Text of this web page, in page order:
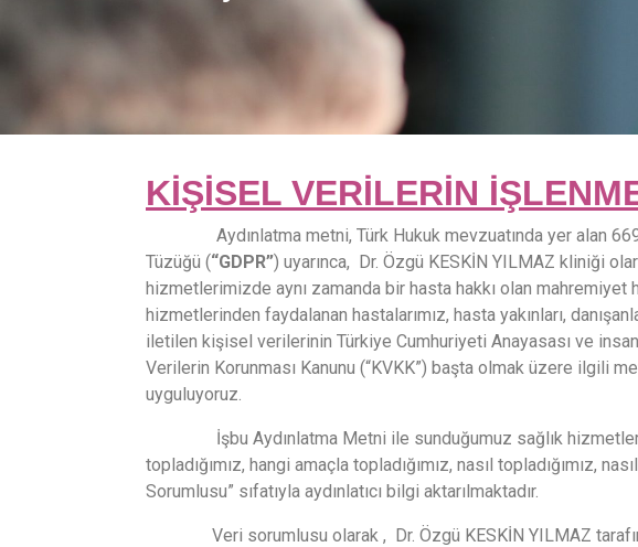
KİŞİSEL VERİLERİN
Aydınlatma metni, Türk Hukuk mevzuatında yer alan 6698
Tüzüğü (“GDPR”) uyarınca, Dr. Özgü KESKİN YILMAZ kliniği
hizmetlerimizde aynı zamanda bir hasta hakkı olan mahremiyet
hizmetlerinden faydalanan hastalarımız, hasta yakınları,
iletilen kişisel verilerinin Türkiye Cumhuriyeti Anayasası ve
Verilerin Korunması Kanunu (“KVKK”) başta olmak üzere ilgili
uyguluyoruz.
İşbu Aydınlatma Metni ile sunduğumuz sağlık hizmetleri
topladığımız, hangi amaçla topladığımız, nasıl topladığımız,
Sorumlusu” sıfatıyla aydınlatıcı bilgi aktarılmaktadır.
Veri sorumlusu olarak , Dr. Özgü KESKİN YILMAZ